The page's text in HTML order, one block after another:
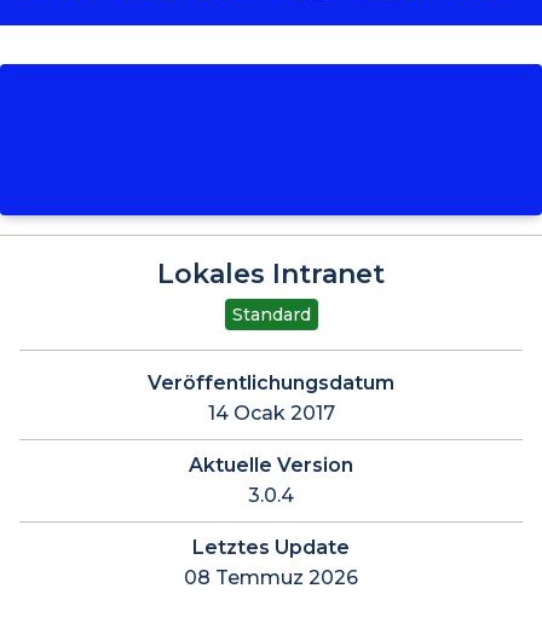
Lokales Intranet
Standard
Veröffentlichungsdatum
14 Ocak 2017
Aktuelle Version
3.0.4
Letztes Update
08 Temmuz 2026